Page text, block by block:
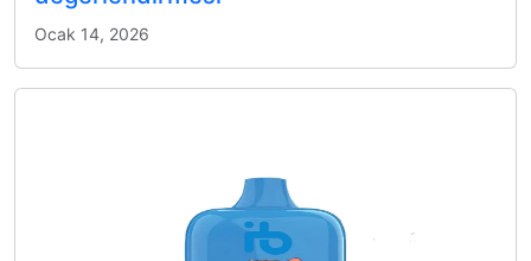
Ocak 14, 2026